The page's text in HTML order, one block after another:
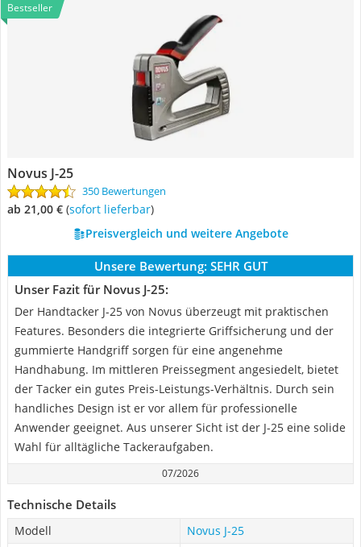
Bestseller
Novus J-25
350 Bewertungen
ab 21,00 € ( Sofort lieferbar)
Preisvergleich und weitere Angebote
Unsere Bewertung: SEHR GUT
Unser Fazit für Novus J-25:
Der Handtacker J-25 von Novus überzeugt mit praktischen
Features. Besonders die integrierte Griffsicherung und der
gummierte Handgriff sorgen für eine angenehme
Handhabung. Im mittleren Preissegment angesiedelt, bietet
der Tacker ein gutes Preis-Leistungs-Verhältnis. Durch sein
handliches Design ist er vor allem für professionelle
Anwender geeignet. Aus unserer Sicht ist der J-25 eine solide
Wahl für alltägliche Tackeraufgaben.
07/2026
Technische Details
Modell
Novus J-25